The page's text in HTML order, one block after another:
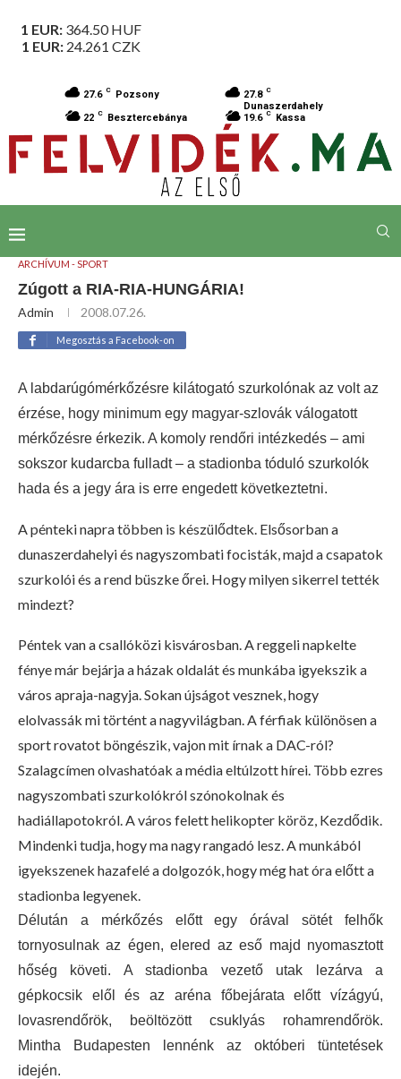
1 EUR: 364.50HUF
1 EUR: 24.261 CZK
27.6 C Pozsony 27.8 C
Dunaszerdahely
22 C Besztercebánya 19.6 C Kassa
ARCHÍVUM - SPORT
Zúgott a RIA-RIA-HUNGÁRIA!
Admin 2008.07.26.
Megosztás a Facebook-on
A labdarúgómérkőzésre kilátogató szurkolónak az volt az
érzése, hogy minimum egy magyar-szlovák válogatott
mérkőzésre érkezik. A komoly rendőri intézkedés – ami
sokszor kudarcba fulladt – a stadionba tóduló szurkolók
hada és a jegy ára is erre engedett következtetni.
A pénteki napra többen is készülődtek. Elsősorban a
dunaszerdahelyi és nagyszombati focisták, majd a csapatok
szurkolói és a rend büszke őrei. Hogy milyen sikerrel tették
mindezt?
Péntek van a csallóközi kisvárosban. A reggeli napkelte
fénye már bejárja a házak oldalát és munkába igyekszik a
város apraja-nagyja. Sokan újságot vesznek, hogy
elolvassák mi történt a nagyvilágban. A férfiak különösen a
sport rovatot böngészik, vajon mit írnak a DAC-ról?
Szalagcímen olvashatóak a média eltúlzott hírei. Több ezres
nagyszombati szurkolókról szónokolnak és
hadiállapotokról. A város felett helikopter köröz, Kezdődik.
Mindenki tudja, hogy ma nagy rangadó lesz. A munkából
igyekszenek hazafelé a dolgozók, hogy még hat óra előtt a
stadionba legyenek.
Délután a mérkőzés előtt egy órával sötét felhők
tornyosulnak az égen, elered az eső majd nyomasztott
hőség követi. A stadionba vezető utak lezárva a
gépkocsik elől és az aréna főbejárata előtt vízágyú,
lovasrendőrök, beöltözött csuklyás rohamrendőrök.
Mintha Budapesten lennénk az októberi tüntetések
idején.